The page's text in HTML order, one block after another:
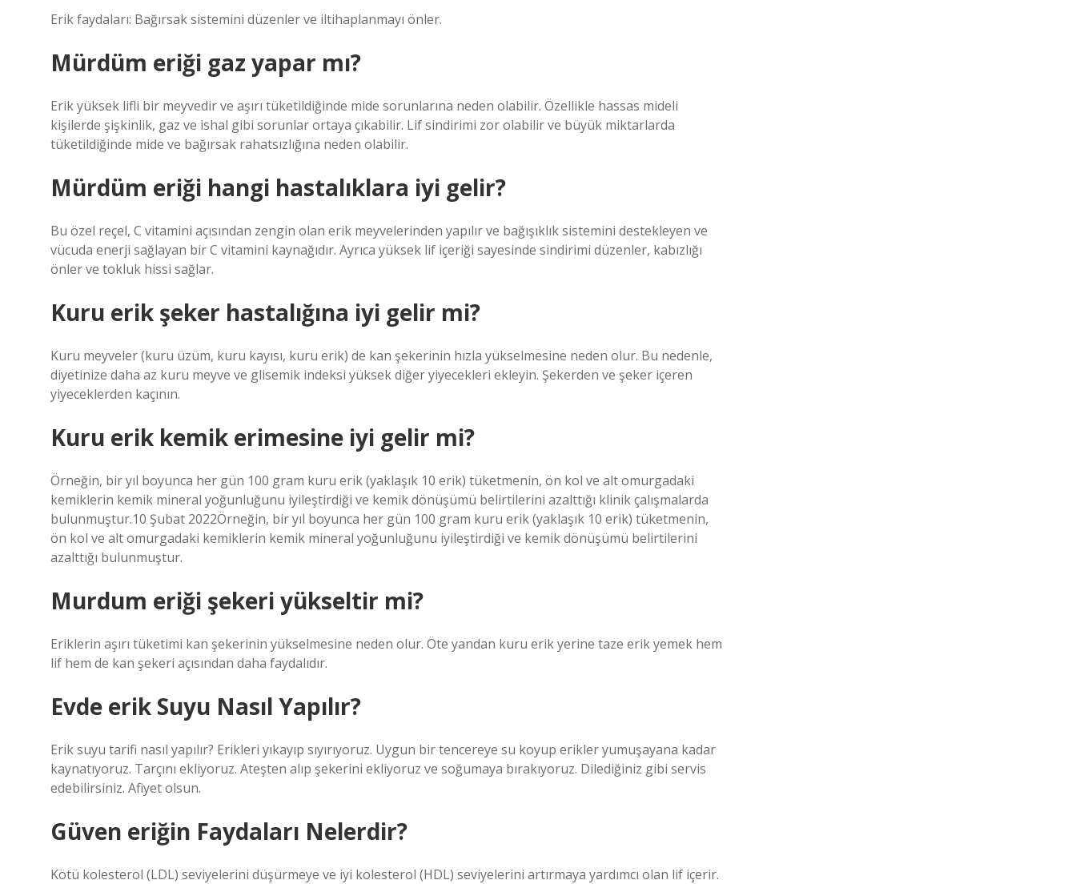
Erik faydaları: Bağırsak sistemini düzenler ve iltihaplanmayı önler.
Mürdüm eriği gaz yapar mı?
Erik yüksek lifli bir meyvedir ve aşırı tüketildiğinde mide sorunlarına neden olabilir. Özellikle hassas mideli
kişilerde şişkinlik, gaz ve ishal gibi sorunlar ortaya çıkabilir. Lif sindirimi zor olabilir ve büyük miktarlarda
tüketildiğinde mide ve bağırsak rahatsızlığına neden olabilir.
Mürdüm eriği hangi hastalıklara iyi gelir?
Bu özel reçel, C vitamini açısından zengin olan erik meyvelerinden yapılır ve bağışıklık sistemini destekleyen ve
vücuda enerji sağlayan bir C vitamini kaynağıdır. Ayrıca yüksek lif içeriği sayesinde sindirimi düzenler, kabızlığı
önler ve tokluk hissi sağlar.
Kuru erik şeker hastalığına iyi gelir mi?
Kuru meyveler (kuru üzüm, kuru kayısı, kuru erik) de kan şekerinin hızla yükselmesine neden olur. Bu nedenle,
diyetinize daha az kuru meyve ve glisemik indeksi yüksek diğer yiyecekleri ekleyin. Şekerden ve şeker içeren
yiyeceklerden kaçının.
Kuru erik kemik erimesine iyi gelir mi?
Örneğin, bir yıl boyunca her gün 100 gram kuru erik (yaklaşık 10 erik) tüketmenin, ön kol ve alt omurgadaki
kemiklerin kemik mineral yoğunluğunu iyileştirdiği ve kemik dönüşümü belirtilerini azalttığı klinik çalışmalarda
bulunmuştur.10 Şubat 2022Örneğin, bir yıl boyunca her gün 100 gram kuru erik (yaklaşık 10 erik) tüketmenin,
ön kol ve alt omurgadaki kemiklerin kemik mineral yoğunluğunu iyileştirdiği ve kemik dönüşümü belirtilerini
azalttığı bulunmuştur.
Murdum eriği şekeri yükseltir mi?
Eriklerin aşırı tüketimi kan şekerinin yükselmesine neden olur. Öte yandan kuru erik yerine taze erik yemek hem
lif hem de kan şekeri açısından daha faydalıdır.
Evde erik Suyu Nasıl Yapılır?
Erik suyu tarifi nasıl yapılır? Erikleri yıkayıp sıyırıyoruz. Uygun bir tencereye su koyup erikler yumuşayana kadar
kaynatıyoruz. Tarçını ekliyoruz. Ateşten alıp şekerini ekliyoruz ve soğumaya bırakıyoruz. Dilediğiniz gibi servis
edebilirsiniz. Afiyet olsun.
Güven eriğin Faydaları Nelerdir?
Kötü kolesterol (LDL) seviyelerini düşürmeye ve iyi kolesterol (HDL) seviyelerini artırmaya yardımcı olan lif içerir.